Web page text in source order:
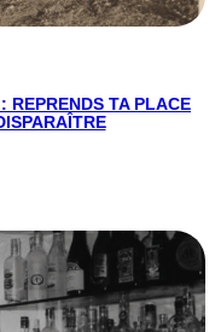
REPRENDS TA PLACE